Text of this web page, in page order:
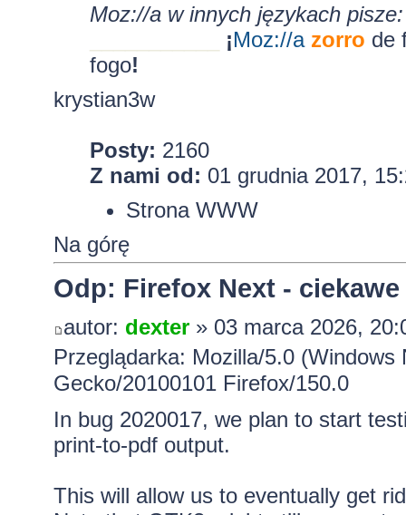
Moz://a w innych językach pisze:
¡Moz://a zorro de
fogo!
krystian3w
Posty: 2160
Z nami od: 01 grudnia 2017,
Strona WWW
Na górę
Odp: Firefox Next -
autor: dexter» 03 marca 2026,
Przeglądarka: Mozilla/5.0
Gecko/20100101 Firefox/150.0
In bug 2020017, we plan to start
print-to-pdf output.
This will allow us to eventually get